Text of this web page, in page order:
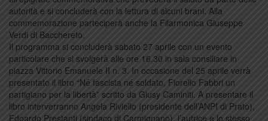
autorità e si concluderà con la lettura di alcuni brani. Alla
commemorazione parteciperà anche la Filarmonica Giuseppe
Verdi di Bacchereto.
Il programma si concluderà sabato 27 aprile con un evento
particolare che si svolgerà alle ore 16.30 in sala consiliare in
piazza Vittorio Emanuele II n. 3. In occasione del 25 aprile verrà
presentato il libro “Né fascista né soldato, Fiorello Fabbri un
partigiano per la libertà” scritto da Giusy Caminiti. A presentare il
libro interverranno Angela Riviello (presidente dell’ANPI di Prato),
Edoardo Prestanti (sindaco di Carmignano), l’autrice e lo stesso